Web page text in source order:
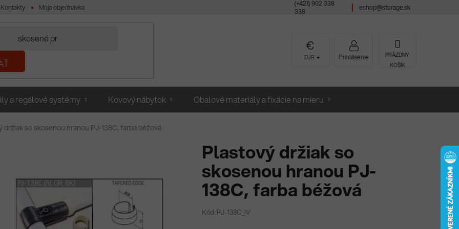
Kontakty Moja objednávka
(+421) 902 338
338
eshop@storage.sk
EUR Prihlásenie NÁKUPNÝ
KOŠÍK
PRÁZDNY
KOŠÍK
a regálové systémy Kovový nábytok Obalové materiály a fixácie na mieru
držiak so skosenou hranou PJ-138C, farba béžová
Plastový držiak so
skosenou hranou PJ-
138C, farba béžová
Kód: PJ-138C_IV